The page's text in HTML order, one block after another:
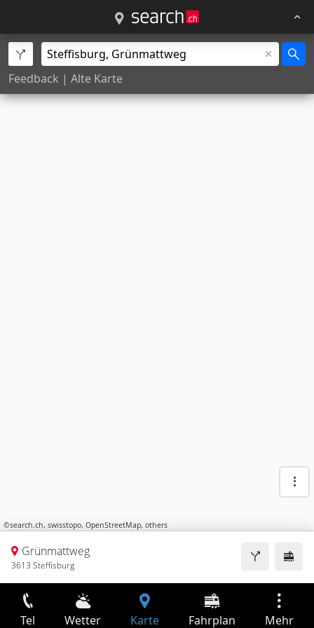
Feedback | Alte Karte
©search.ch, swisstopo, OpenStreetMap, others
Grünmattweg
3613 Steffisburg
Tel Wetter Karte Fahrplan Mehr